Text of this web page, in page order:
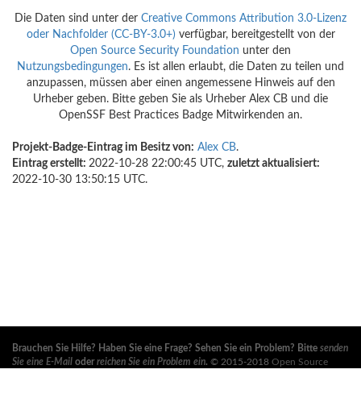
Die Daten sind unter der Creative Commons Attribution 3.0-Lizenz
oder Nachfolder (CC-BY-3.0+) verfügbar, bereitgestellt von der
Open Source Security Foundation unter den
Nutzungsbedingungen. Es ist allen erlaubt, die Daten zu teilen und
anzupassen, müssen aber einen angemessene Hinweis auf den
Urheber geben. Bitte geben Sie als Urheber Alex CB und die
OpenSSF Best Practices Badge Mitwirkenden an.
Projekt-Badge-Eintrag im Besitz von: Alex CB.
Eintrag erstellt: 2022-10-28 22:00:45 UTC, zuletzt aktualisiert:
2022-10-30 13:50:15 UTC.
Brauchen Sie Hilfe? Haben Sie eine Frage? Sehen Sie ein Problem? Bitte senden
Sie eine E-Mail oderreichen Sie ein Problem ein. © 2015-2018 Open Source